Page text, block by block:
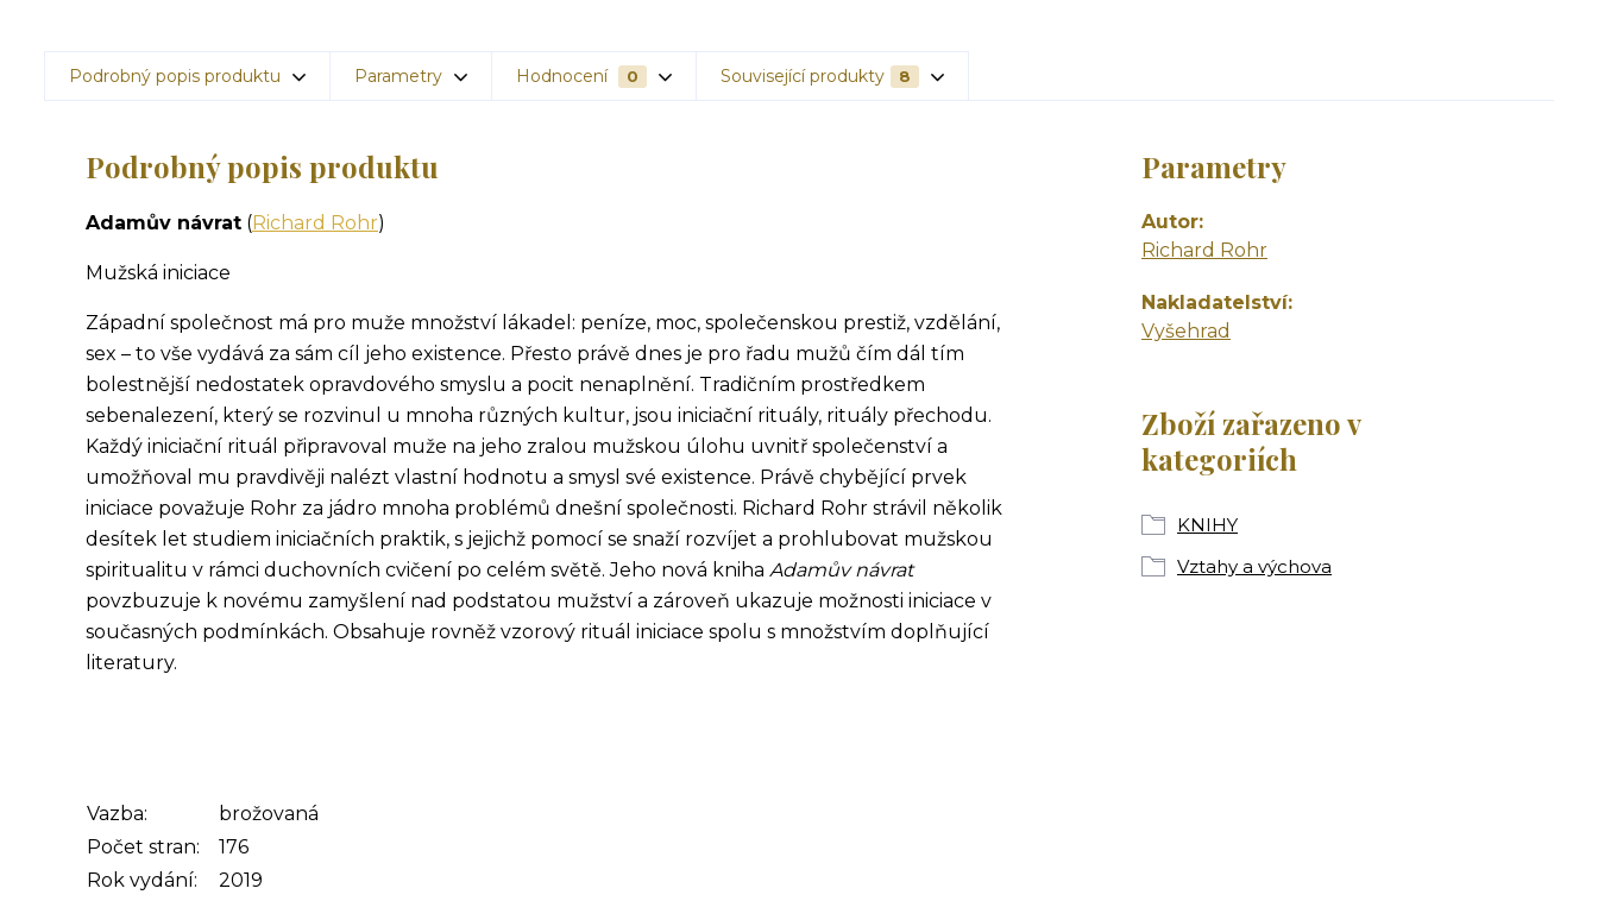
Podrobný popis produktu Parametry Hodnocení 0 Související produkty 8
Podrobný popis produktu
Adamův návrat (Richard Rohr)
Mužská iniciace
Západní společnost má pro muže množství lákadel: peníze, moc, společenskou prestiž, vzdělání,
sex – to vše vydává za sám cíl jeho existence. Přesto právě dnes je pro řadu mužů čím dál tím
bolestnější nedostatek opravdového smyslu a pocit nenaplnění. Tradičním prostředkem
sebenalezení, který se rozvinul u mnoha různých kultur, jsou iniciační rituály, rituály přechodu.
Každý iniciační rituál připravoval muže na jeho zralou mužskou úlohu uvnitř společenství a
umožňoval mu pravdivěji nalézt vlastní hodnotu a smysl své existence. Právě chybějící prvek
iniciace považuje Rohr za jádro mnoha problémů dnešní společnosti. Richard Rohr strávil několik
desítek let studiem iniciačních praktik, s jejichž pomocí se snaží rozvíjet a prohlubovat mužskou
spiritualitu v rámci duchovních cvičení po celém světě. Jeho nová kniha Adamův návrat
povzbuzuje k novému zamyšlení nad podstatou mužství a zároveň ukazuje možnosti iniciace v
současných podmínkách. Obsahuje rovněž vzorový rituál iniciace spolu s množstvím doplňující
literatury.
Vazba:
brožovaná
Počet stran:
176
Rok vydání:
2019
Parametry
Autor
Richard Rohr
Nakladatelství
Vyšehrad
Zboží zařazeno v
kategoriích
KNIHY
Vztahy a výchova